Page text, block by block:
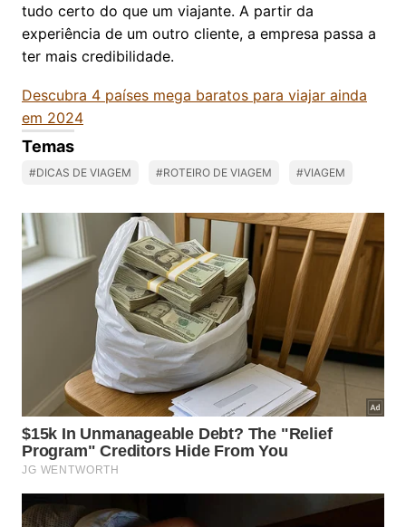
tudo certo do que um viajante. A partir da
experiência de um outro cliente, a empresa passa a
ter mais credibilidade.
Descubra 4 países mega baratos para viajar ainda
em 2024
Temas
#DICAS DE VIAGEM #ROTEIRO DE VIAGEM #VIAGEM